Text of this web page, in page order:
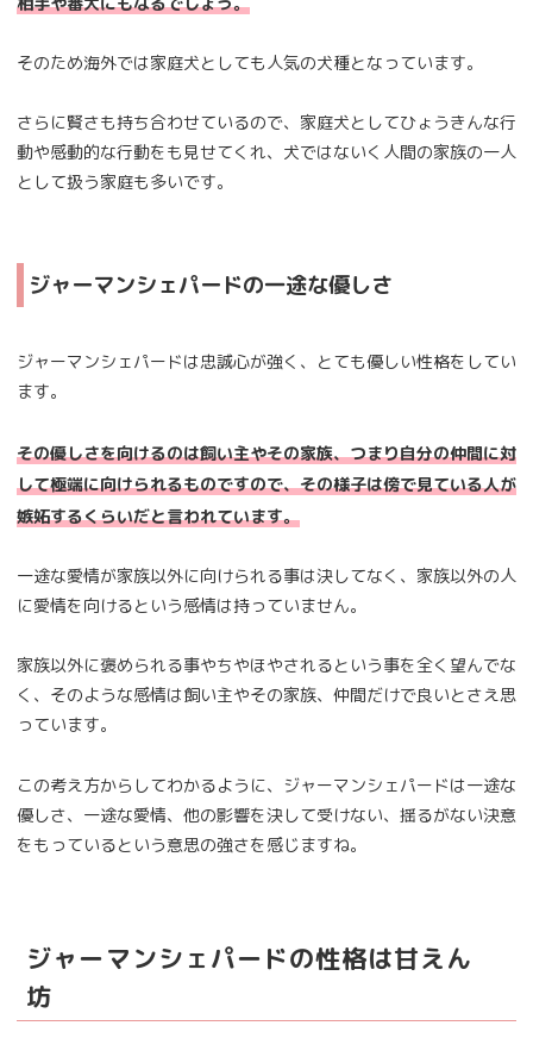
そのため海外では家庭犬としても人気の犬種となっています。
さらに賢さも持ち合わせているので、家庭犬としてひょうきんな行
動や感動的な行動をも見せてくれ、犬ではないく人間の家族の一人
として扱う家庭も多いです。
ジャーマンシェパードの一途な優しさ
ジャーマンシェパードは忠誠心が強く、とても優しい性格をしてい
ます。
その優しさを向けるのは飼い主やその家族、つまり自分の仲間に対
して極端に向けられるものですので、その様子は傍で見ている人が
嫉妬するくらいだと言われています。
一途な愛情が家族以外に向けられる事は決してなく、家族以外の人
に愛情を向けるという感情は持っていません。
家族以外に褒められる事やちやほやされるという事を全く望んでな
く、そのような感情は飼い主やその家族、仲間だけで良いとさえ思
っています。
この考え方からしてわかるように、ジャーマンシェパードは一途な
優しさ、一途な愛情、他の影響を決して受けない、揺るがない決意
をもっているという意思の強さを感じますね。
ジャーマンシェパードの性格は甘えん
坊